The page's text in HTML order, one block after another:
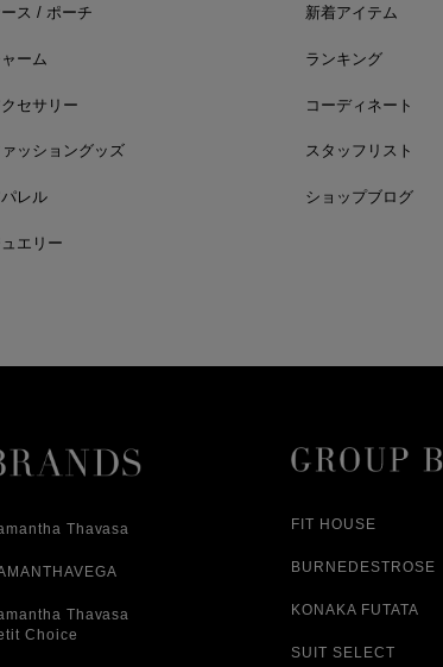
ス / ポーチ
ーム
セサリー
ッショングッズ
レル
エリー
新着アイテム
ランキング
コーディネート
スタッフリスト
ショップブログ
Thavasa
Thavasa
Choice
FIT HOUSE
BURNEDESTROSE
KONAKA FUTATA
SUIT SELECT